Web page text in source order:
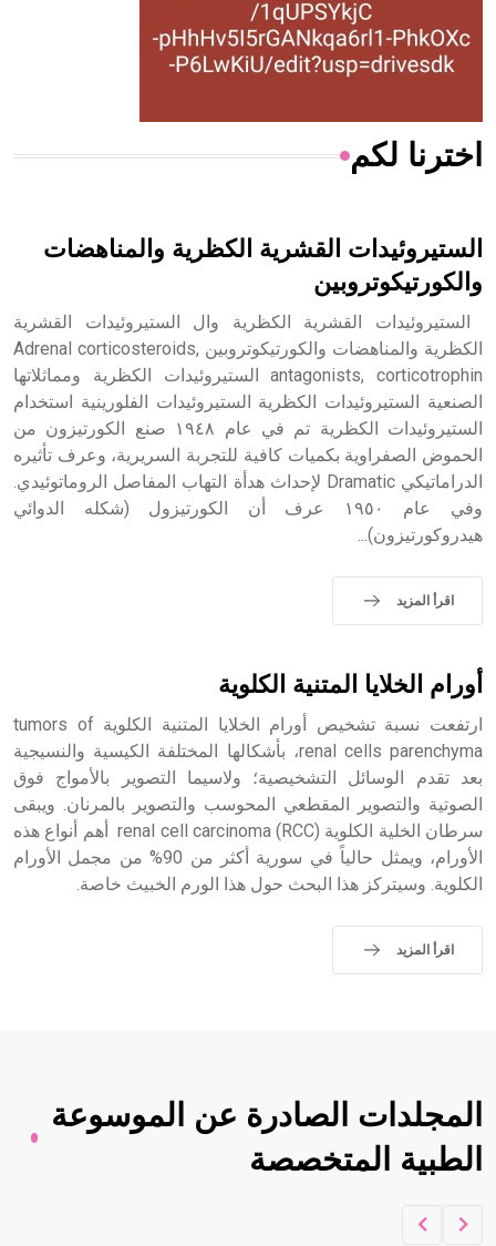
- هل تعلم أن المرجان إفراز حيواني يتكون في البحر ويتركب
من مادة كربونات الكلسيوم، وهو أحمر أو شديد الحمرة وهو
أجود أنواعه، ويمتاز بكبر الحجم ويسمى الش
هل تعلم أن الأبسيد كلمة فرنسية اللفظ تم اعتمادها مصطلحاً
- هل تعلم أن أبجر Abgar اسم معروف جيداً يعود إلى عدد من
الملوك الذين حكموا مدينة إديسا (الرها) من أبجر الأول وحتى
التاسع، وهم ينتسبون إلى أسرة أوسروين
- هل تعلم أن الأبجدية الكنعانية تتألف من /22/ علامة كتابية
sign تكتب منفصلة غير متصلة، وتعتمد المبدأ الأكوروفوني،
اخترنا لكم
الستيروئيدات القشرية الكظرية والمناهضات
والكورتيكوتروبين
الستيروئيدات القشرية الكظرية وال الستيروئيدات القشرية
الكظرية والمناهضات والكورتيكوتروبين Adrenal corticosteroids,
antagonists, corticotrophin الستيروئيدات الكظرية ومماثلاتها
الصنعية الستيروئيدات الكظرية الستيروئيدات الفلورينية استخدام
الستيروئيدات الكظرية تم في عام ١٩٤٨ صنع الكورتيزون من
الحموض الصفراوية بكميات كافية للتجربة السريرية، وعرف تأثيره
الدراماتيكي Dramatic لإحداث هدأة التهاب المفاصل الروماتوئيدي.
وفي عام ١٩٥٠ عرف أن الكورتيزول (شكله الدوائي
هيدروكورتيزون)...
اقرأ المزيد
أورام الخلايا المتنية الكلوية
ارتفعت نسبة تشخيص أورام الخلايا المتنية الكلوية tumors of
renal cells parenchyma، بأشكالها المختلفة الكيسية والنسيجية
بعد تقدم الوسائل التشخيصية؛ ولاسيما التصوير بالأمواج فوق
الصوتية والتصوير المقطعي المحوسب والتصوير بالمرنان. ويبقى
سرطان الخلية الكلوية renal cell carcinoma (RCC) أهم أنواع هذه
الأورام، ويمثل حالياً في سورية أكثر من 90% من مجمل الأورام
الكلوية. وسيتركز هذا البحث حول هذا الورم الخبيث خاصة.
اقرأ المزيد
المجلدات الصادرة عن الموسوعة
الطبية المتخصصة